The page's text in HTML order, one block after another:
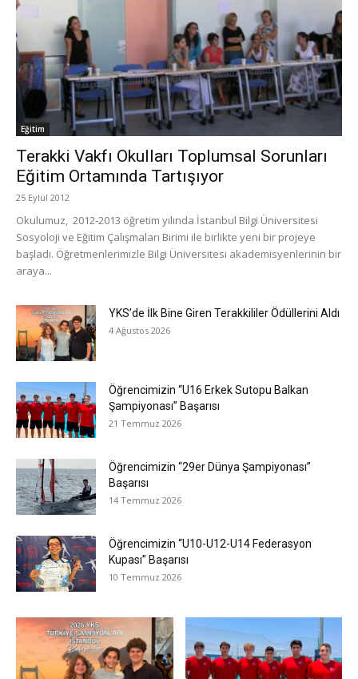
Eğitim
Terakki Vakfı Okulları Toplumsal Sorunları
Eğitim Ortamında Tartışıyor
25 Eylül 2012
Okulumuz, 2012-2013 öğretim yılında İstanbul Bilgi Üniversitesi
Sosyoloji ve Eğitim Çalışmaları Birimi ile birlikte yeni bir projeye
başladı. Öğretmenlerimizle Bilgi Üniversitesi akademisyenlerinin bir
araya...
YKS’de İlk Bine Giren Terakkililer Ödüllerini Aldı
4 Ağustos 2026
Öğrencimizin “U16 Erkek Sutopu Balkan
Şampiyonası” Başarısı
21 Temmuz 2026
Öğrencimizin “29er Dünya Şampiyonası”
Başarısı
14 Temmuz 2026
Öğrencimizin “U10-U12-U14 Federasyon
Kupası” Başarısı
10 Temmuz 2026